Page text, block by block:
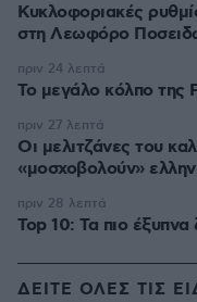
Κυκλοφοριακές
στη Λεωφόρο
Το μεγάλο κόλπο της
πριν 24 λεπτά
Οι μελιτζάνες του
«μοσχοβολούν»
πριν 27 λεπτά
Top 10: Τα πιο
πριν 28 λεπτά
ΔΕΙΤΕ ΟΛΕΣ ΤΙΣ